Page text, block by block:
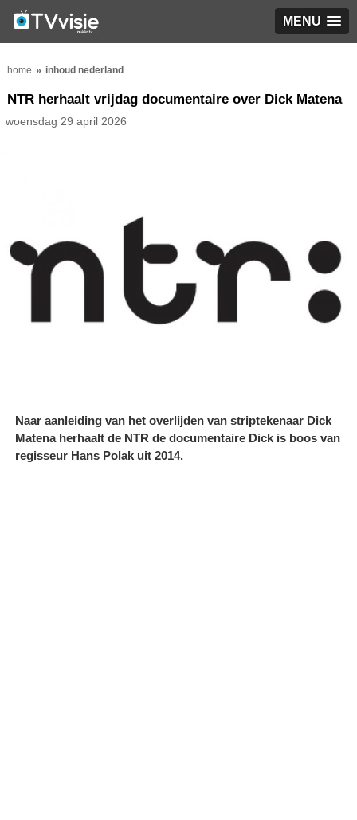
MENU
home inhoud nederland
NTR herhaalt vrijdag documentaire over Dick Matena
woensdag 29 april 2026
Naar aanleiding van het overlijden van striptekenaar Dick
Matena herhaalt de NTR de documentaire Dick is boos van
regisseur Hans Polak uit 2014.